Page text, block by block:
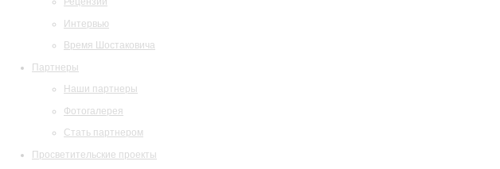
Интервью
Время Шостаковича
Партнеры
Наши партнеры
Фотогалерея
Стать партнером
Просветительские проекты